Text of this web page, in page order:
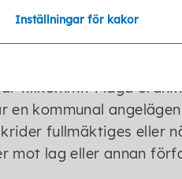
kan upphävas om:
tillkommit i laga
en kommunal
fullmäktiges eller
mot lag eller annan
Inställningar för kakor